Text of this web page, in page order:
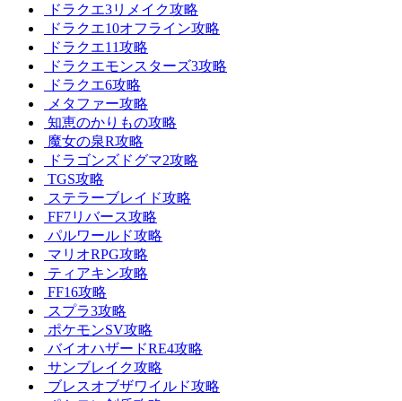
ドラクエ3リメイク攻略
ドラクエ10オフライン攻略
ドラクエ11攻略
ドラクエモンスターズ3攻略
ドラクエ6攻略
メタファー攻略
知恵のかりもの攻略
魔女の泉R攻略
ドラゴンズドグマ2攻略
TGS攻略
ステラーブレイド攻略
FF7リバース攻略
パルワールド攻略
マリオRPG攻略
ティアキン攻略
FF16攻略
スプラ3攻略
ポケモンSV攻略
バイオハザードRE4攻略
サンブレイク攻略
ブレスオブザワイルド攻略